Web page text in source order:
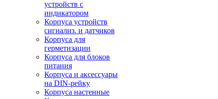
устройств с
индикатором
Корпуса устройств
сигнализ. и датчиков
Корпуса для
герметизации
Корпуса для блоков
питания
Корпуса и аксессуары
на DIN-рейку
Корпуса настенные